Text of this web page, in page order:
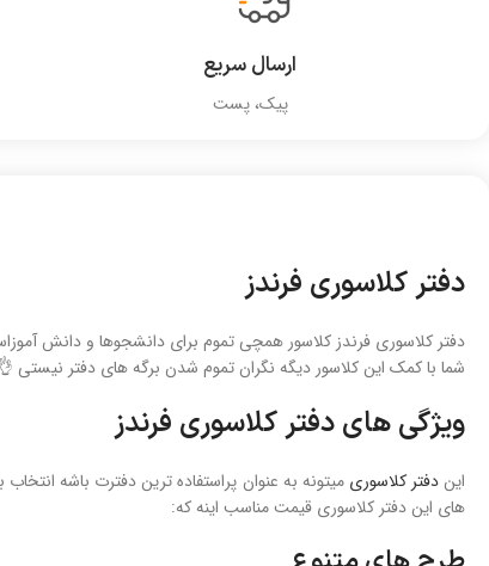
ارسال سریع
پیک، پست
دفتر کلاسوری فرندز
دفتر کلاسوری فرندز کلاسور همچی تموم برای دانشجوها و دانش
شما با کمک این کلاسور دیگه نگران تموم شدن برگه های دفتر
ویژگی های دفتر کلاسوری فرندز
ایندفتر کلاسوری میتونه به عنوان پراستفاده ترین دفترت باشه
های این دفتر کلاسوری قیمت مناسب اینه که: